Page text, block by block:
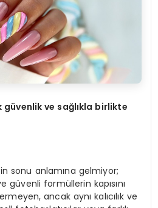
güvenlik ve sağlıkla birlikte
sonu anlamına gelmiyor;
güvenli formüllerin kapısını
ancak aynı kalıcılık ve